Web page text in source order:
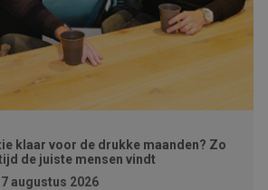
klaar voor de drukke maanden? Zo
de juiste mensen vindt
7 augustus 2026